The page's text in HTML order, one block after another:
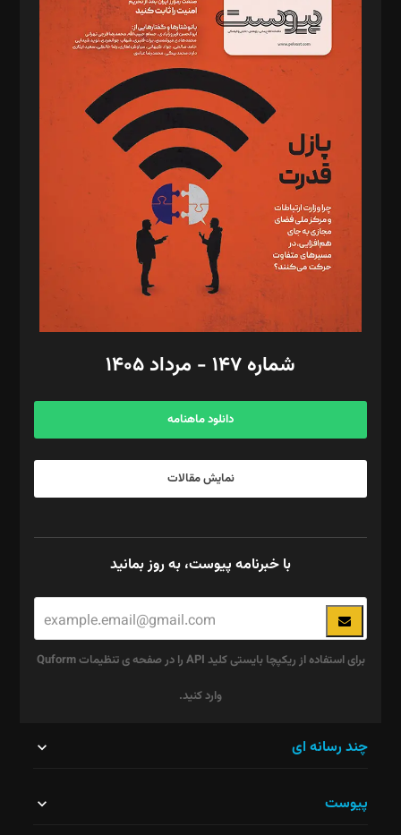
د‌بیر خدمت و تجارت: ابوالفضل رجبی
د‌بیر حقوق فناوری: حسام‌الدین ایپکچی
د‌بیر پیوست جهان: مینا پاکدل
د‌بیر تحریریه آنلاین: بابک نقاش
تحریریه‌: مجتبی محمود‌ی، آرش برهمند، یسنا امان‌پور، سروش کرمیان،
مصطفی مسجدی آرانی، ابوالفضل رجبی، زهرا فکرانه، فائزه فتحی
رستمی،مصطفی باستان
ویرایش: نگار استاد‌‌آقا
طراح یونیفرم: مجید توکلی
فیلمبرداری و عکاسی: امیر شفیعی، مانی لطفی زاده
گرافیک و صفحه‌آرایی: سید‌سبحان‌علی ثابت
مد‌یر توسعه تجاری: کامبیز برید‌
امور مالی: شاپور رهبری، محمد‌ کاظمی‌نیا
آگهی و مشترکین: ۰۹۱۹۹۹۹۰۴۵۴
شماره ۱۴۷ - مرداد ۱۴۰۵
دانلود ماهنامه
نمایش مقالات
با خبرنامه پیوست، به روز بمانید
برای استفاده از ریکپچا بایستی کلید API را در صفحه ی تنظیمات Quform
وارد کنید.
نباید
چند رسانه ای
پیوست